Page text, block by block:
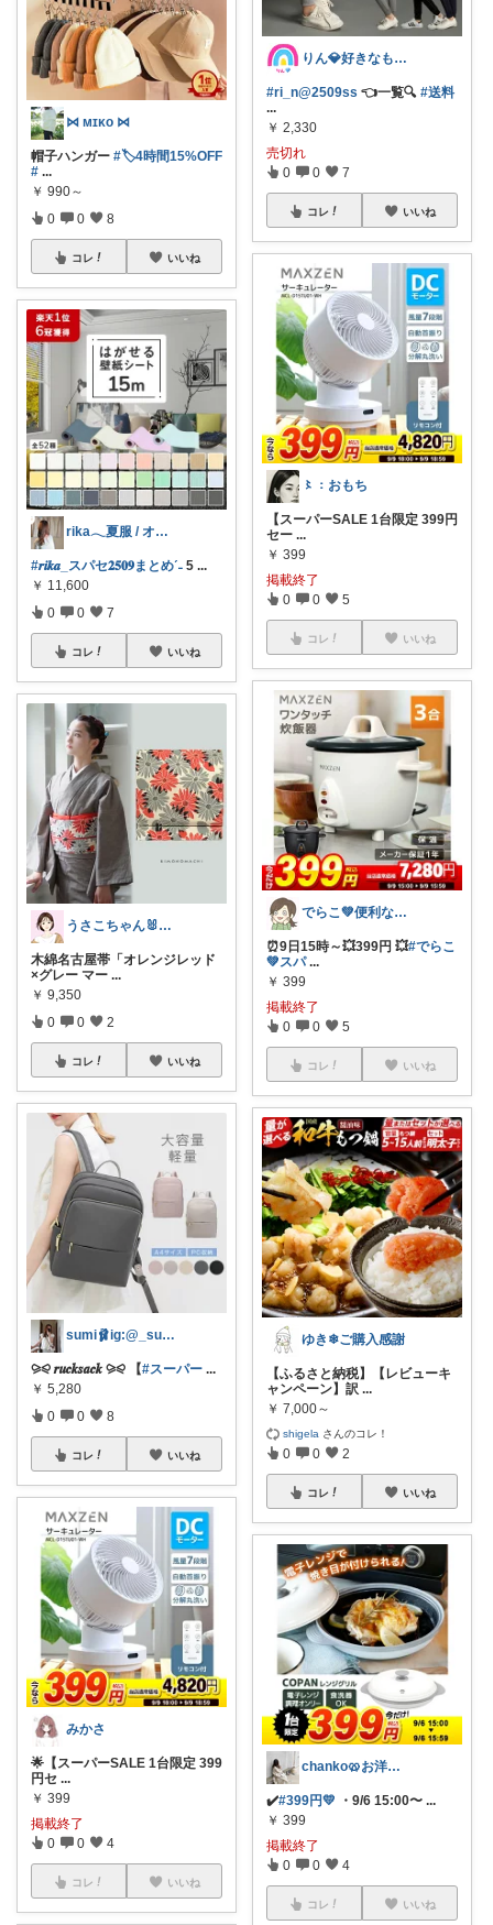
⋈ ᴍɪᴋᴏ ⋈
帽子ハンガー #🏷️4時間15%OFF
# ...
￥ 990～
0 0 8
コレ いいね
rika𓂃夏服 / オリ写𓍼
#𝒓𝒊𝒌𝒂_スパセ𝟐𝟓𝟎𝟗まとめˊ˗ 5 ...
￥ 11,600
0 0 7
コレ いいね
うさこちゃん🐰高齢出産MaMa🫶
木綿名古屋帯「オレンジレッド
×グレー マー ...
￥ 9,350
0 0 2
コレ いいね
sumi🩰ig:@_su._.umi_
⪩⪨ 𝒓𝒖𝒄𝒌𝒔𝒂𝒄𝒌 ⪩⪨ 【#スーパー ...
￥ 5,280
0 0 8
コレ いいね
みかさ
🌟【スーパーSALE 1台限定 399
円セ ...
￥ 399
掲載終了
0 0 4
コレ いいね
りん💎好きなものღ⠜
#ri_n@2509ss 👈一覧🔍 #送料
...
￥ 2,330
売切れ
0 0 7
コレ いいね
〻：おもち
【スーパーSALE 1台限定 399円
セー ...
￥ 399
掲載終了
0 0 5
コレ いいね
でらこ💚便利な生活雑貨とママアイテム☺
⏰9日15時～💥399円 💥#でらこ
💚スパ ...
￥ 399
掲載終了
0 0 5
コレ いいね
ゆき❄ご購入感謝
【ふるさと納税】【レビューキ
ャンペーン】訳 ...
￥ 7,000～
shigela さんのコレ！
0 0 2
コレ いいね
chanko🥨お洋服/出産準備💗
✔️#399円💛 ・9/6 15:00〜 ...
￥ 399
掲載終了
0 0 4
コレ いいね